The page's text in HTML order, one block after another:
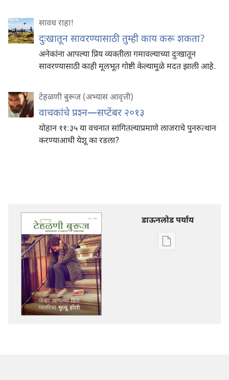
सावध राहा!
दुःखातून सावरण्यासाठी तुम्ही काय करू शकता?
अनेकांना आपल्या प्रिय व्यक्‍तीला गमावल्याच्या दुःखातून
सावरण्यासाठी काही मूलभूत गोष्टी केल्यामुळे मदत झाली आहे.
टेहळणी बुरूज (अभ्यास आवृत्ती)
वाचकांचे प्रश्‍न—सप्टेंबर २०१३
योहान ११:३५ या वचनात सांगितल्याप्रमाणे लाजराचे पुनरुत्थान
करण्याआधी येशू का रडला?
डाऊनलोड पर्याय
डिजिटल